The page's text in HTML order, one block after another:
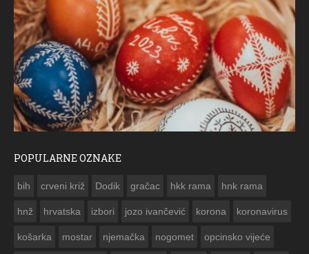
POPULARNE OZNAKE
bih crveni križ Dodik gračac hkk rama hnk rama
hnž hrvatska izbori jozo ivančević korona koronavirus
košarka mostar njemačka nogomet opcinsko vijeće